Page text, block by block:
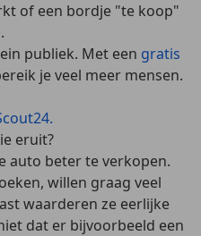
of een bordje "te koop"
publiek. Met een gratis
je veel meer mensen.
eruit?
auto beter te verkopen.
willen graag veel
waarderen ze eerlijke
dat er bijvoorbeeld een